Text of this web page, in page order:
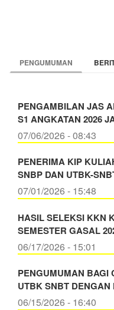
PENGUMUMAN
PENGAMBILAN JAS
S1 ANGKATAN 2026
07/06/2026 - 08:43
PENERIMA KIP
SNBP DAN UTBK-
07/01/2026 - 15:48
HASIL SELEKSI KKN
SEMESTER GASAL
06/17/2026 - 15:01
PENGUMUMAN BAGI
UTBK SNBT DENGAN
06/15/2026 - 16:40